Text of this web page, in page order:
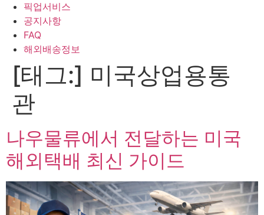
픽업서비스
공지사항
FAQ
해외배송정보
[태그:] 미국상업용통
관
나우물류에서 전달하는 미국
해외택배 최신 가이드